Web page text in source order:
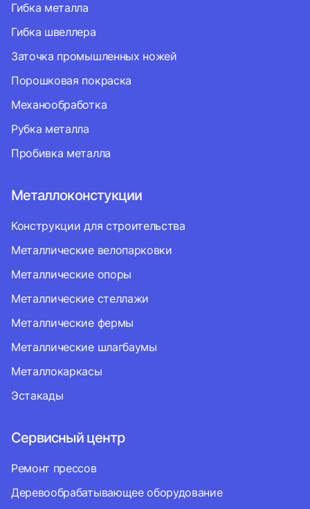
Гибка металла
Гибка швеллера
Заточка промышленных ножей
Порошковая покраска
Механообработка
Рубка металла
Пробивка металла
Металлоконстукции
Конструкции для строительства
Металлические велопарковки
Металлические опоры
Металлические стеллажи
Металлические фермы
Металлические шлагбаумы
Металлокаркасы
Эстакады
Сервисный центр
Ремонт прессов
Деревообрабатывающее оборудование